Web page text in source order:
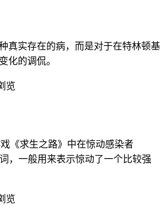
真实存在的病，而是对于在特林顿基
化的调侃。
览
《求生之路》中在惊动感染者
，一般用来表示惊动了一个比较强
览